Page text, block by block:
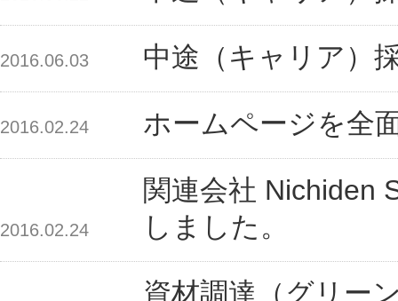
2016.06.03 中途（キャリア）
2016.02.24 ホームページを全
2016.02.24
関連会社 Nichiden
しました。
資材調達（グリー